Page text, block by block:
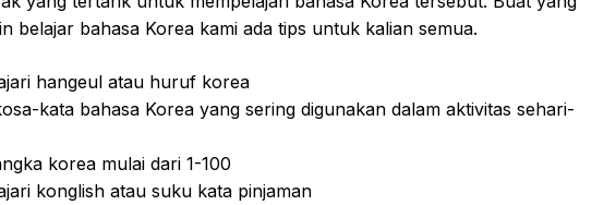
belajar bahasa Korea kami ada tips untuk kalian semua.
hangeul atau huruf korea
kata bahasa Korea yang sering digunakan dalam aktivitas sehari-
korea mulai dari 1-100
konglish atau suku kata pinjaman